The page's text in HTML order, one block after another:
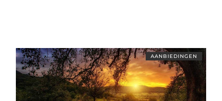
AANBIEDINGEN